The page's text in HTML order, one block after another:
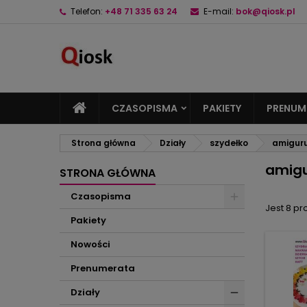
Telefon: +48 71 335 63 24 E-mail: bok@qiosk.pl
CZASOPISMA PAKIETY
Strona główna Działy szydełko
STRONA GŁÓWNA
Czasopisma
Pakiety
Nowości
Prenumerata
Działy
Jest 8